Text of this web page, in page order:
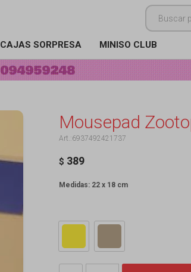
CAJAS SORPRESA MINISO CLUB
Mousepad
6937492421737
$ 389
Medidas: 22 x 18 cm